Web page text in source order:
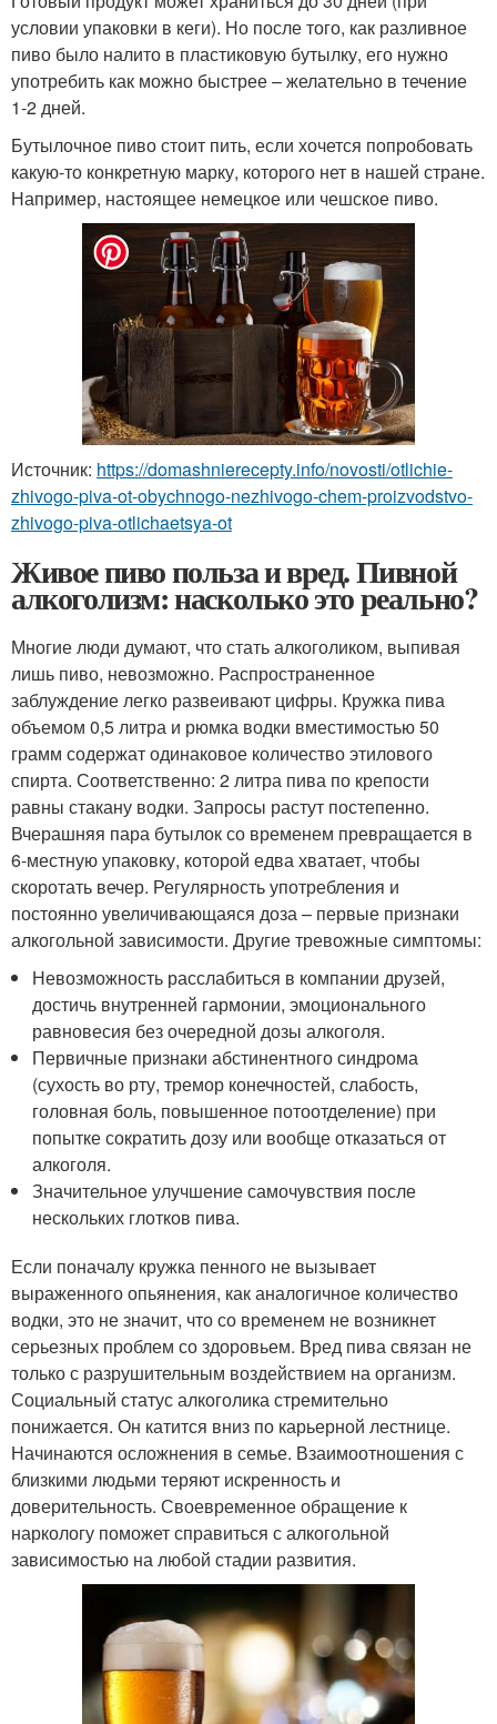
условии упаковки в кеги). Но после того, как разливное
пиво было налито в пластиковую бутылку, его нужно
употребить как можно быстрее – желательно в течение
1-2 дней.
Бутылочное пиво стоит пить, если хочется попробовать
какую-то конкретную марку, которого нет в нашей стране.
Например, настоящее немецкое или чешское пиво.
Источник: https://domashnierecepty.info/novosti/otlichie-
zhivogo-piva-ot-obychnogo-nezhivogo-chem-proizvodstvo-
zhivogo-piva-otlichaetsya-ot
Живое пиво польза и вред. Пивной
алкоголизм: насколько это реально?
Многие люди думают, что стать алкоголиком, выпивая
лишь пиво, невозможно. Распространенное
заблуждение легко развеивают цифры. Кружка пива
объемом 0,5 литра и рюмка водки вместимостью 50
грамм содержат одинаковое количество этилового
спирта. Соответственно: 2 литра пива по крепости
равны стакану водки. Запросы растут постепенно.
Вчерашняя пара бутылок со временем превращается в
6-местную упаковку, которой едва хватает, чтобы
скоротать вечер. Регулярность употребления и
постоянно увеличивающаяся доза – первые признаки
алкогольной зависимости. Другие тревожные симптомы:
Невозможность расслабиться в компании друзей,
достичь внутренней гармонии, эмоционального
равновесия без очередной дозы алкоголя.
Первичные признаки абстинентного синдрома
(сухость во рту, тремор конечностей, слабость,
головная боль, повышенное потоотделение) при
попытке сократить дозу или вообще отказаться от
алкоголя.
Значительное улучшение самочувствия после
нескольких глотков пива.
Если поначалу кружка пенного не вызывает
выраженного опьянения, как аналогичное количество
водки, это не значит, что со временем не возникнет
серьезных проблем со здоровьем. Вред пива связан не
только с разрушительным воздействием на организм.
Социальный статус алкоголика стремительно
понижается. Он катится вниз по карьерной лестнице.
Начинаются осложнения в семье. Взаимоотношения с
близкими людьми теряют искренность и
доверительность. Своевременное обращение к
наркологу поможет справиться с алкогольной
зависимостью на любой стадии развития.